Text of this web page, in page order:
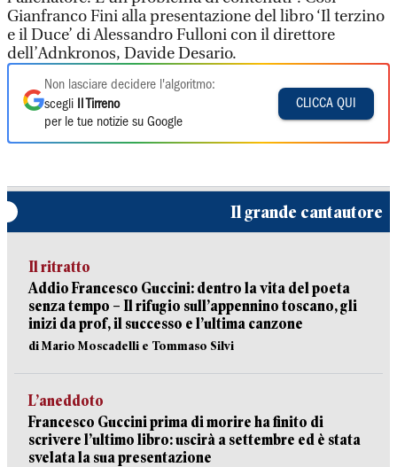
Gianfranco Fini alla presentazione del libro ‘Il terzino
e il Duce’ di Alessandro Fulloni con il direttore
dell’Adnkronos, Davide Desario.
Non lasciare decidere l'algoritmo:
scegli
Il Tirreno
per le tue notizie su Google
CLICCA QUI
Il grande cantautore
Il ritratto
Addio Francesco Guccini: dentro la vita del poeta
senza tempo – Il rifugio sull’appennino toscano, gli
inizi da prof, il successo e l’ultima canzone
di Mario Moscadelli e Tommaso Silvi
L’aneddoto
Francesco Guccini prima di morire ha finito di
scrivere l’ultimo libro: uscirà a settembre ed è stata
svelata la sua presentazione